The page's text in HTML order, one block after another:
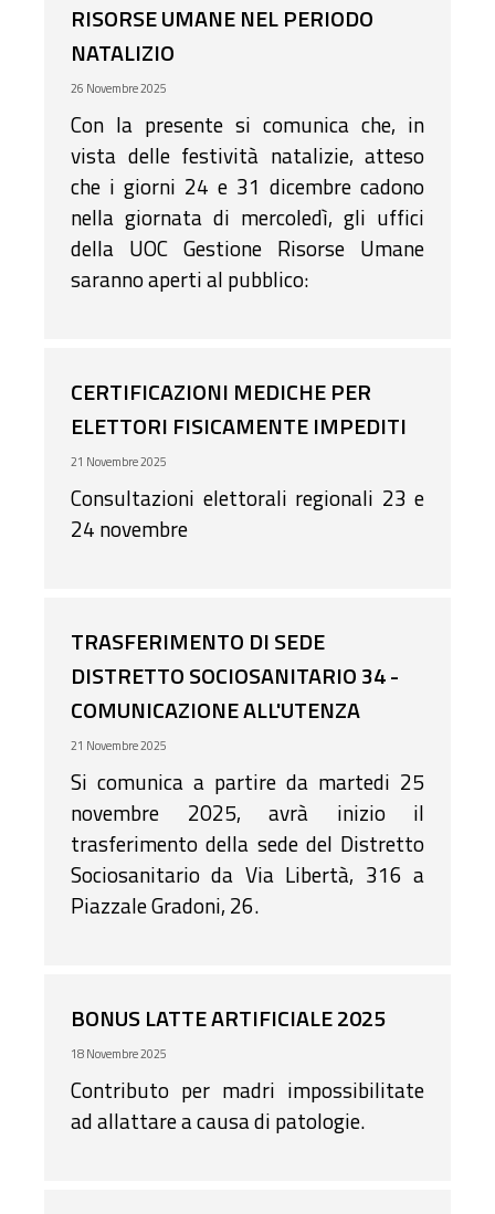
tutti i cittadini che, in modo diretto o
indiretto, vengono a contatto con
l’Ente. Pertanto
RISORSE UMANE NEL PERIODO
NATALIZIO
26 Novembre 2025
Con la presente si comunica che, in
vista delle festività natalizie, atteso
che i giorni 24 e 31 dicembre cadono
nella giornata di mercoledì, gli uffici
della UOC Gestione Risorse Umane
saranno aperti al pubblico:
CERTIFICAZIONI MEDICHE PER
ELETTORI FISICAMENTE IMPEDITI
21 Novembre 2025
Consultazioni elettorali regionali 23 e
24 novembre
TRASFERIMENTO DI SEDE
DISTRETTO SOCIOSANITARIO 34 -
COMUNICAZIONE ALL'UTENZA
21 Novembre 2025
Si comunica a partire da martedi 25
novembre 2025, avrà inizio il
trasferimento della sede del Distretto
Sociosanitario da Via Libertà, 316 a
Piazzale Gradoni, 26.
BONUS LATTE ARTIFICIALE 2025
18 Novembre 2025
Contributo per madri impossibilitate
ad allattare a causa di patologie.